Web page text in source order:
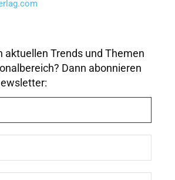
aktuellen Trends und Themen
Dann abonnieren